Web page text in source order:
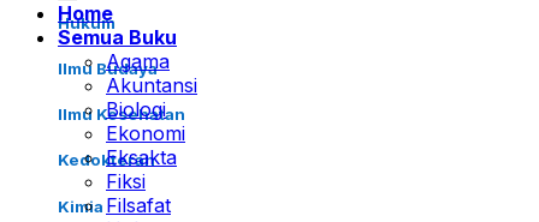
Hukum
Ilmu Budaya
Ilmu Kesehatan
Kedokteran
Kimia
Home
Semua Buku
Agama
Akuntansi
Biologi
Ekonomi
Eksakta
Fiksi
Filsafat